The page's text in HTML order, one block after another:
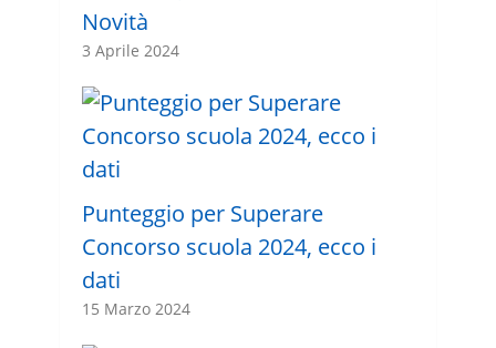
Novità
3 Aprile 2024
Punteggio per Superare
Concorso scuola 2024, ecco i
dati
15 Marzo 2024